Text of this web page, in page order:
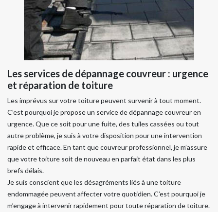
Les services de dépannage couvreur : urgence
et réparation de toiture
Les imprévus sur votre toiture peuvent survenir à tout moment.
C’est pourquoi je propose un service de dépannage couvreur en
urgence. Que ce soit pour une fuite, des tuiles cassées ou tout
autre problème, je suis à votre disposition pour une intervention
rapide et efficace. En tant que couvreur professionnel, je m’assure
que votre toiture soit de nouveau en parfait état dans les plus
brefs délais.
Je suis conscient que les désagréments liés à une toiture
endommagée peuvent affecter votre quotidien. C’est pourquoi je
m’engage à intervenir rapidement pour toute réparation de toiture.